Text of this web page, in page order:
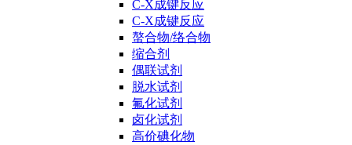
C-X成键反应
C-X成键反应
螯合物/络合物
缩合剂
偶联试剂
脱水试剂
氟化试剂
卤化试剂
高价碘化物